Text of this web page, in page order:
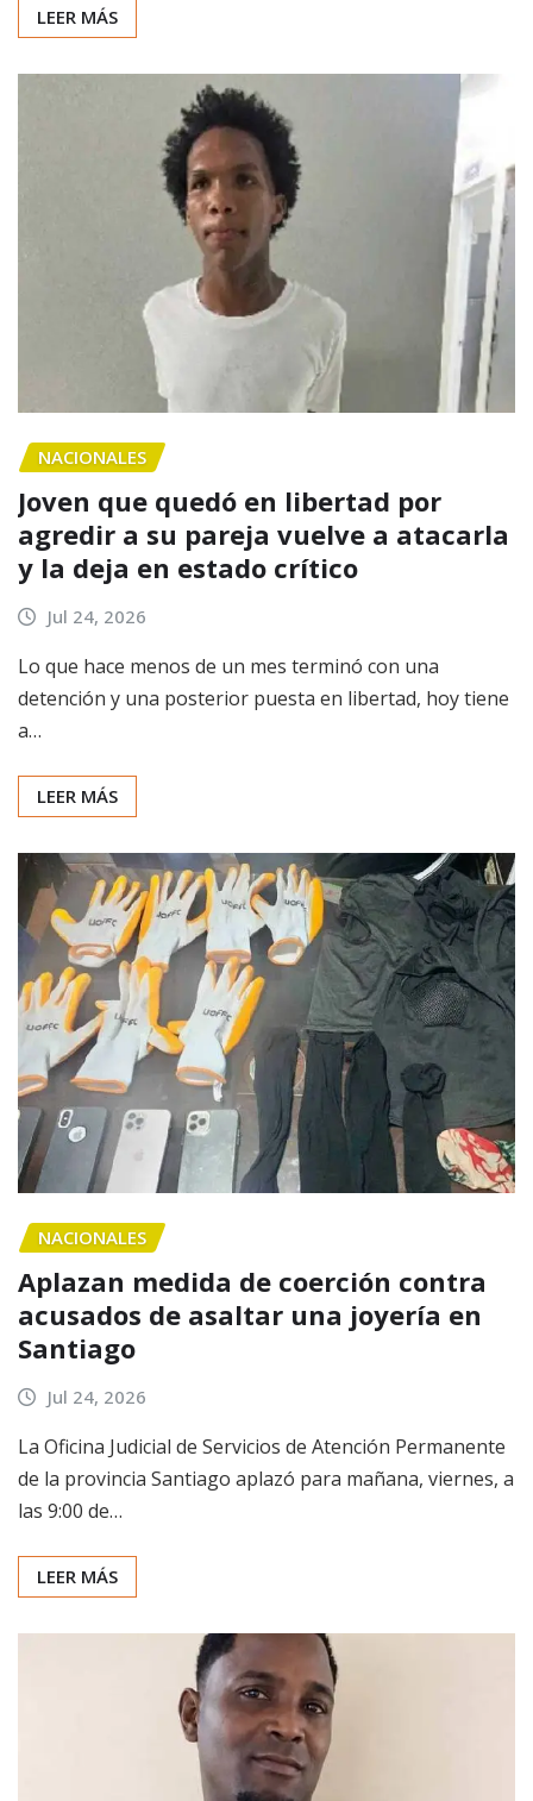
LEER MÁS
NACIONALES
Joven que quedó en libertad por
agredir a su pareja vuelve a atacarla
y la deja en estado crítico
Jul 24, 2026
Lo que hace menos de un mes terminó con una
detención y una posterior puesta en libertad, hoy tiene
a…
LEER MÁS
NACIONALES
Aplazan medida de coerción contra
acusados de asaltar una joyería en
Santiago
Jul 24, 2026
La Oficina Judicial de Servicios de Atención Permanente
de la provincia Santiago aplazó para mañana, viernes, a
las 9:00 de…
LEER MÁS